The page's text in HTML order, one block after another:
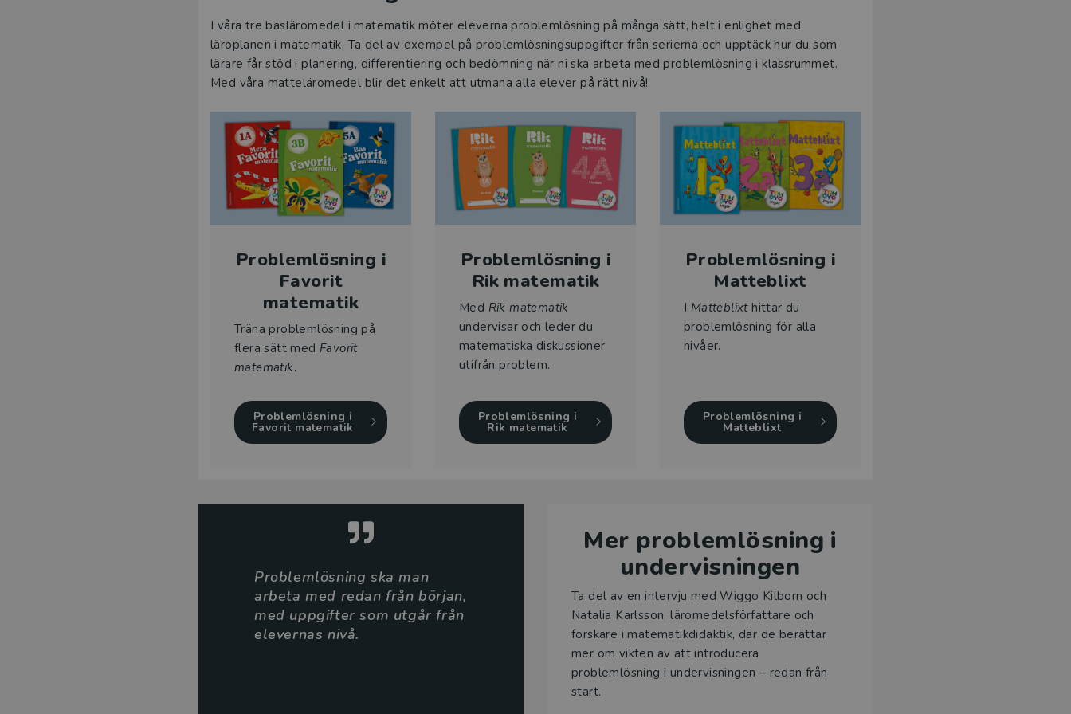
I våra tre basläromedel i matematik möter eleverna problemlösning på många sätt, helt i enlighet med
läroplanen i matematik. Ta del av exempel på problemlösningsuppgifter från serierna och upptäck hur du som
lärare får stöd i planering, differentiering och bedömning när ni ska arbeta med problemlösning i klassrummet.
Med våra matteläromedel blir det enkelt att utmana alla elever på rätt nivå!
Problemlösning i
Favorit
matematik
Träna problemlösning på
flera sätt med Favorit
matematik.
Problemlösning i
Favorit matematik
Problemlösning i
Rik matematik
Med Rik matematik
undervisar och leder du
matematiska diskussioner
utifrån problem.
Problemlösning i
Rik matematik
Problemlösning i
Matteblixt
I Matteblixthittar du
problemlösning för alla
nivåer.
Problemlösning i
Matteblixt
Problemlösning ska man
arbeta med redan från början,
med uppgifter som utgår från
elevernas nivå.
Mer problemlösning i
undervisningen
Ta del av en intervju med Wiggo Kilborn och
Natalia Karlsson, läromedelsförfattare och
forskare i matematikdidaktik, där de berättar
mer om vikten av att introducera
problemlösning i undervisningen – redan från
start.